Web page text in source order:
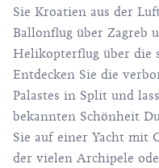
Sie Kroatien aus der
Ballonflug über Zagreb
Helikopterflug über die
Entdecken Sie die
Palastes in Split und
bekannten Schönheit
Sie auf einer Yacht mit
der vielen Archipele